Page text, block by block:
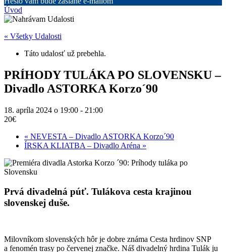
Úvod
« Všetky Udalosti
Táto udalosť už prebehla.
PRÍHODY TULÁKA PO SLOVENSKU –
Divadlo ASTORKA Korzo´90
18. apríla 2024 o 19:00 - 21:00
20€
« NEVESTA – Divadlo ASTORKA Korzo´90
ÍRSKA KLIATBA – Divadlo Aréna »
Prvá divadelná púť. Tulákova cesta krajinou
slovenskej duše.
Milovníkom slovenských hôr je dobre známa Cesta hrdinov SNP
a fenomén trasy po červenej značke. Náš divadelný hrdina Tulák ju